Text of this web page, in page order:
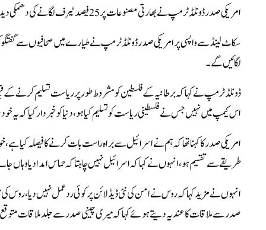
امریکی صدر ڈونلڈ ٹرمپ نے بھارتی مصنوعات پر 25 فیصد ٹیرف لگانے کی دھمکی دیدی۔
لگائیں گے۔
ڈونلڈ ٹرمپ نے کہا کہ برطانیہ کے فلسطین کو مشروط طور پر ریاست تسلیم کرنے کے
اس کیمپ میں نہیں جس نے فلسطینی ریاست کو تسلیم کیا ہو، دنیا کو خبردار کیا کہ یہ
امریکی صدر کا کہنا تھا کہ ہم نے اسرائیل سے براہ راست بات کرنے کا فیصلہ
طریقے سے تقسیم ہو، انہوں نے کہا کہ اسرائیل نہیں چاہتا کہ حماس امداد یا وہاں
صدر سے ملاقات کا عندیہ دیتے ہوئے کہاکہ میری چینی صدر سے جلد ملاقات